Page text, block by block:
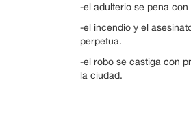
-el adulterio se pena
-el incendio y el
perpetua.
-el robo se castiga con
la ciudad.